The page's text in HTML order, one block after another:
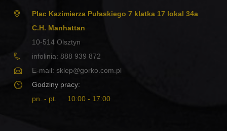
Plac Kazimierza Pułaskiego 7 klatka 17 lokal 34a
C.H. Manhattan
10-514 Olsztyn
infolinia: 888 939 872
E-mail: sklep@gorko.com.pl
Godziny pracy:
pn. - pt.
10:00 - 17:00